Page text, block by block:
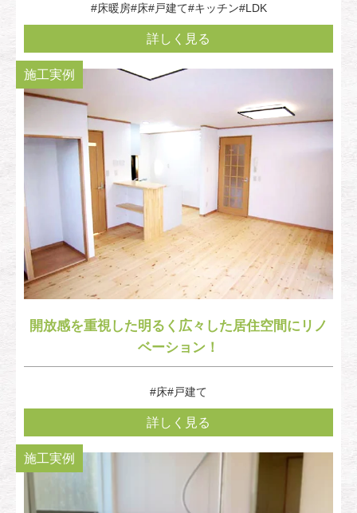
#床暖房#床#戸建て#キッチン#LDK
詳しく見る
施工実例
開放感を重視した明るく広々した居住空間にリノ
ベーション！
#床#戸建て
詳しく見る
施工実例